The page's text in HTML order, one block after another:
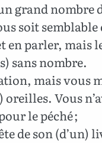
grand nombre
soit semblable
en parler, mais
sans nombre.
mais vous
Vous
le péché ;
de son (d’un)